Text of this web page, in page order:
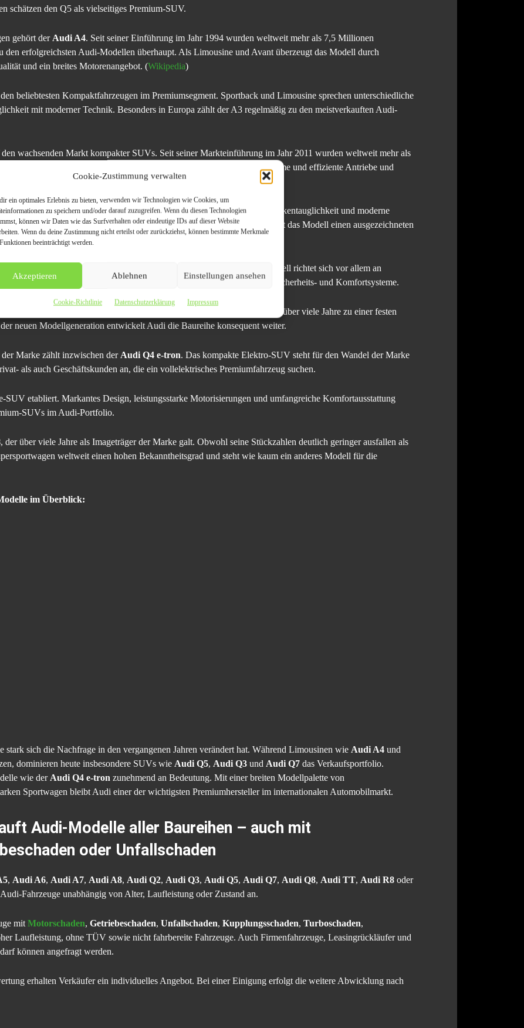
Cookie-Zustimmung verwalten
ein optimales Erlebnis zu bieten, verwenden wir Technologien wie Cookies, um
zu speichern und/oder darauf zuzugreifen. Wenn du diesen Technologien
können wir Daten wie das Surfverhalten oder eindeutige IDs auf dieser Website
Wenn du deine Zustimmung nicht erteilst oder zurückziehst, können bestimmte Merkmale
beeinträchtigt werden.
Akzeptieren Ablehnen Einstellungen ansehen
Cookie-Richtlinie Datenschutzerklärung Impressum
schätzen den Q5 als vielseitiges Premium-SUV.
gehört der Audi A4. Seit seiner Einführung im Jahr 1994 wurden weltweit mehr als 7,5 Millionen
den erfolgreichsten Audi-Modellen überhaupt. Als Limousine und Avant überzeugt das Modell durch
und ein breites Motorenangebot. (Wikipedia)
beliebtesten Kompaktfahrzeugen im Premiumsegment. Sportback und Limousine sprechen unterschiedliche
mit moderner Technik. Besonders in Europa zählt der A3 regelmäßig zu den meistverkauften Audi-
wachsenden Markt kompakter SUVs. Seit seiner Markteinführung im Jahr 2011 wurden weltweit mehr als
Generation setzt auf digitale Cockpits, moderne Fahrerassistenzsysteme und effiziente Antriebe und
der Marke.
Vielfahrern und Flottenbetreibern gefragt. Komfort, Langstreckentauglichkeit und moderne
zu einem festen Bestandteil des Premiumsegments. Auch als Avant genießt das Modell einen ausgezeichneten
Angebot als großes Premium-SUV mit bis zu sieben Sitzplätzen. Das Modell richtet sich vor allem an
und überzeugt durch hochwertige Ausstattung sowie umfangreiche Sicherheits- und Komfortsysteme.
mit Alltagstauglichkeit. Coupé, Cabriolet und Sportback haben das Modell über viele Jahre zu einer festen
neuen Modellgeneration entwickelt Audi die Baureihe konsequent weiter.
Marke zählt inzwischen der Audi Q4 e-tron. Das kompakte Elektro-SUV steht für den Wandel der Marke
als auch Geschäftskunden an, die ein vollelektrisches Premiumfahrzeug suchen.
SUV etabliert. Markantes Design, leistungsstarke Motorisierungen und umfangreiche Komfortausstattung
SUVs im Audi-Portfolio.
, der über viele Jahre als Imageträger der Marke galt. Obwohl seine Stückzahlen deutlich geringer ausfallen als
weltweit einen hohen Bekanntheitsgrad und steht wie kaum ein anderes Modell für die
im Überblick:
stark sich die Nachfrage in den vergangenen Jahren verändert hat. Während Limousinen wie Audi A4 und
dominieren heute insbesondere SUVs wie Audi Q5, Audi Q3 und Audi Q7 das Verkaufsportfolio.
wie der Audi Q4 e-tron zunehmend an Bedeutung. Mit einer breiten Modellpalette von
Sportwagen bleibt Audi einer der wichtigsten Premiumhersteller im internationalen Automobilmarkt.
Audi-Modelle aller Baureihen – auch mit
oder Unfallschaden
, Audi A6, Audi A7, Audi A8, Audi Q2, Audi Q3, Audi Q5, Audi Q7, Audi Q8, Audi TT, Audi R8 oder
Fahrzeuge unabhängig von Alter, Laufleistung oder Zustand an.
mit Motorschaden, Getriebeschaden, Unfallschaden, Kupplungsschaden, Turboschaden,
Laufleistung, ohne TÜV sowie nicht fahrbereite Fahrzeuge. Auch Firmenfahrzeuge, Leasingrückläufer und
können angefragt werden.
erhalten Verkäufer ein individuelles Angebot. Bei einer Einigung erfolgt die weitere Abwicklung nach